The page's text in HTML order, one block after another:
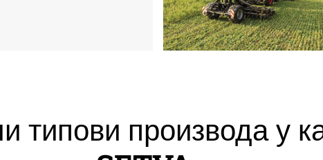
типови производа у